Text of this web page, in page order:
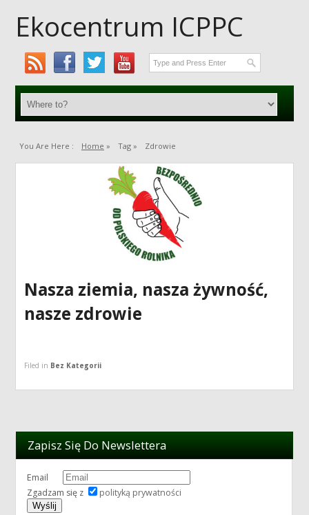
Ekocentrum ICPPC
You Are Here : Home » Tag » Zdrowie
Nasza ziemia, nasza żywność,
nasze zdrowie
Filed in Bez Kategorii
Zapisz Się Do Newslettera
Email
Zgadzam się z
polityką prywatności